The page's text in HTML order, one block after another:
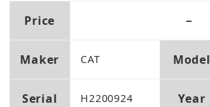
Price －
Maker CAT Model
Serial H2200924 Year